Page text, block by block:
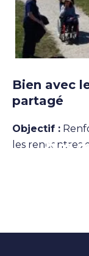
Bien avec
partagé
Objectif :
les rencontres
Nos